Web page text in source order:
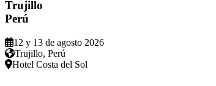
Trujillo
Perú
12 y 13 de agosto 2026
Trujillo, Perú
Hotel Costa del Sol